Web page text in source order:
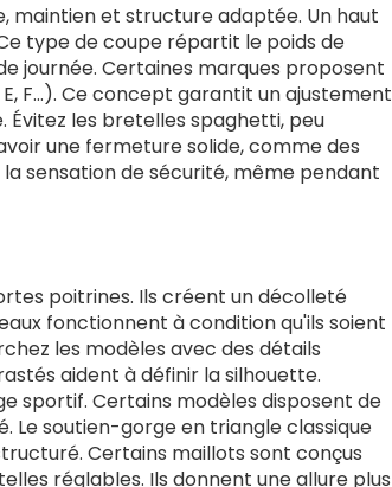
maintien et structure adaptée. Un haut
type de coupe répartit le poids de
journée. Certaines marques proposent
F…). Ce concept garantit un ajustement
les bretelles spaghetti, peu
une fermeture solide, comme des
sensation de sécurité, même pendant
poitrines. Ils créent un décolleté
fonctionnent à condition qu'ils soient
les modèles avec des détails
aident à définir la silhouette.
sportif. Certains modèles disposent de
Le soutien-gorge en triangle classique
Certains maillots sont conçus
réglables. Ils donnent une allure plus